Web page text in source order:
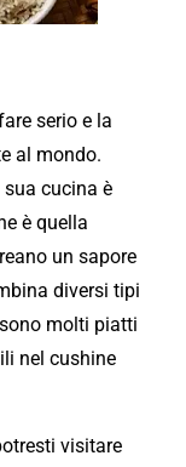
serio e la
al mondo.
sua cucina è
è quella
un sapore
diversi tipi
molti piatti
nel cushine
visitare